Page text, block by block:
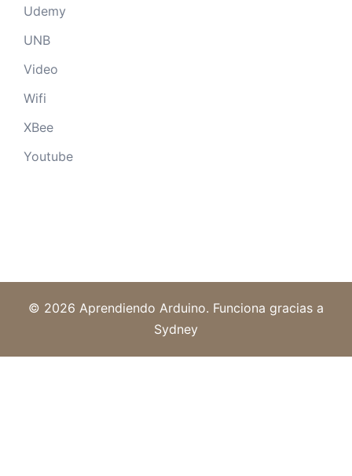
Udemy
UNB
Video
Wifi
XBee
Youtube
© 2026 Aprendiendo Arduino. Funciona gracias a
Sydney